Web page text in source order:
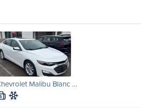
Malibu Blanc …
S